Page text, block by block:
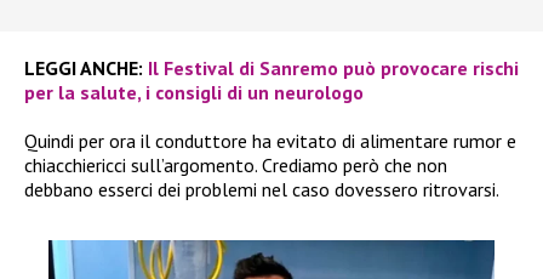
LEGGI ANCHE: Il Festival di Sanremo può provocare rischi
per la salute, i consigli di un neurologo
Quindi per ora il conduttore ha evitato di alimentare rumor e
chiacchiericci sull’argomento. Crediamo però che non
debbano esserci dei problemi nel caso dovessero ritrovarsi.